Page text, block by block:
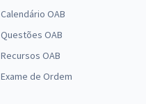
Calendário OAB
Questões OAB
Recursos OAB
Exame de Ordem